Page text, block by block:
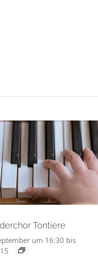
Tontiere
um 16:30 bis